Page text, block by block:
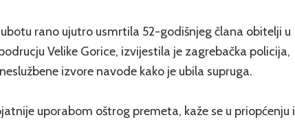
rano ujutro usmrtila 52-godišnjeg člana obitelji u
Velike Gorice, izvijestila je zagrebačka policija,
izvore navode kako je ubila supruga.
uporabom oštrog premeta, kaže se u priopćenju i